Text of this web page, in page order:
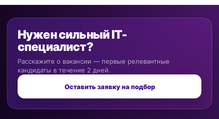
Нужен сильный IT-
специалист?
Расскажите о вакансии — первые релевантные
кандидаты в течение 2 дней.
Оставить заявку на подбор